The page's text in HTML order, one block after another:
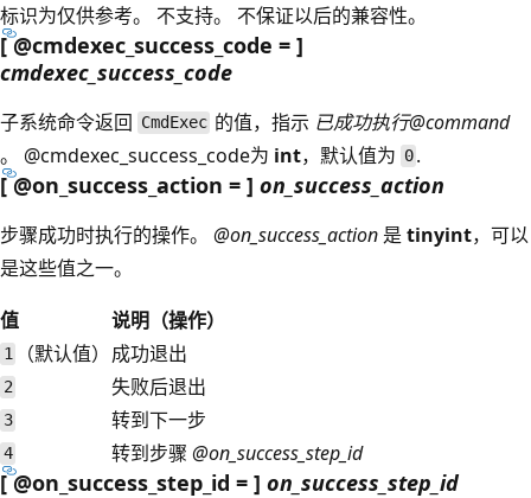
标识为仅供参考。 不支持。 不保证以后的兼容性。
[ @cmdexec_success_code = ]
cmdexec_success_code
子系统命令返回 CmdExec 的值，指示 已成功执行@command
。 @cmdexec_success_code为 int，默认值为 0 .
[ @on_success_action = ] on_success_action
步骤成功时执行的操作。 @on_success_action 是 tinyint，可以
是这些值之一。
值
说明（操作）
1 （默认值） 成功退出
2 失败后退出
3 转到下一步
4 转到步骤 @on_success_step_id
[ @on_success_step_id = ] on_success_step_id